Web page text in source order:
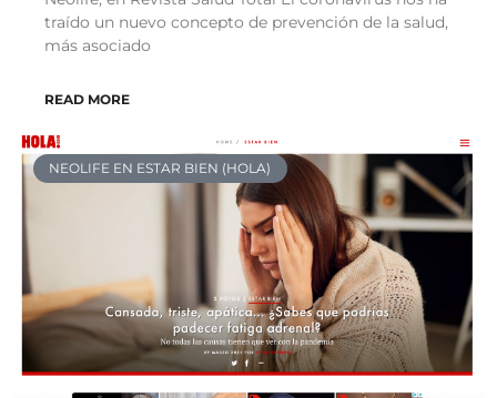
traído un nuevo concepto de prevención de la salud,
más asociado
READ MORE
NEOLIFE EN ESTAR BIEN (HOLA)